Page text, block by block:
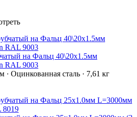
на Фальц 40\20х1.5мм
RAL 9003
Оцинкованная сталь · 7,61 кг